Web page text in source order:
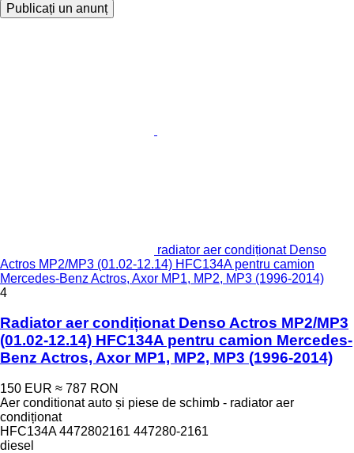
Publicați un anunț
radiator aer condiționat Denso
Actros MP2/MP3 (01.02-12.14) HFC134A pentru camion
Mercedes-Benz Actros, Axor MP1, MP2, MP3 (1996-2014)
4
Radiator aer condiționat Denso Actros MP2/MP3
(01.02-12.14) HFC134A pentru camion Mercedes-
Benz Actros, Axor MP1, MP2, MP3 (1996-2014)
150 EUR ≈ 787 RON
Aer conditionat auto și piese de schimb - radiator aer
condiționat
HFC134A 4472802161 447280-2161
diesel